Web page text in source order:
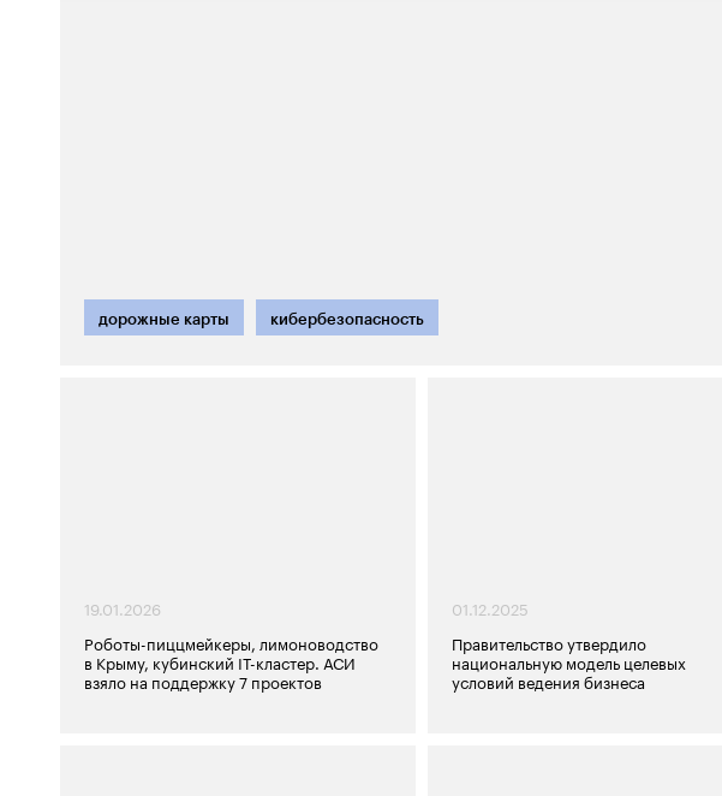
дорожные карты кибербезопасность
19.01.2026
Роботы-пиццмейкеры, лимоноводство
в Крыму, кубинский IT-кластер. АСИ
взяло на поддержку 7 проектов
01.12.2025
Правительство утвердило
национальную модель целевых
условий ведения бизнеса